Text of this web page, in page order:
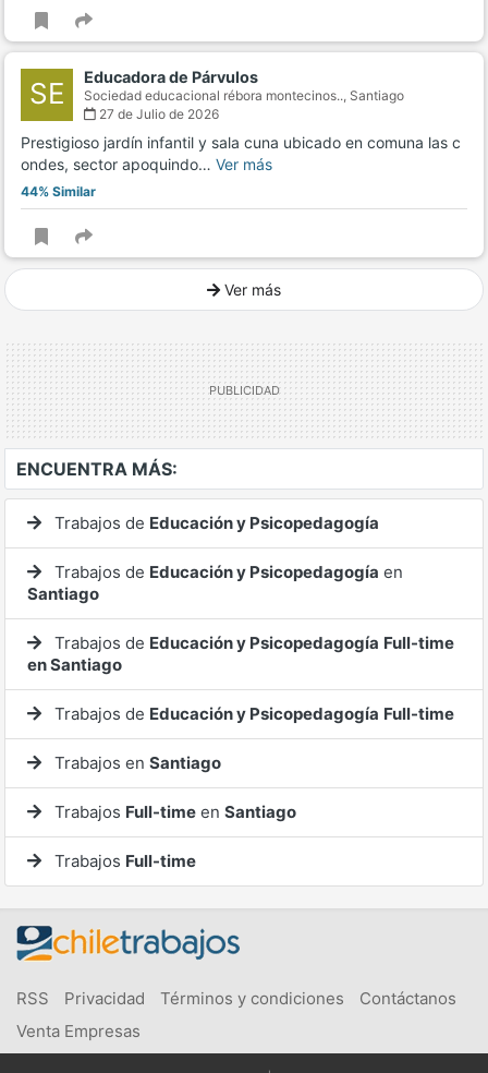
SE Educadora de Párvulos
Sociedad educacional rébora montecinos.., Santiago
27 de Julio de 2026
Prestigioso jardín infantil y sala cuna ubicado en comuna las c
ondes, sector apoquindo… Ver más
44% Similar
Ver más
ENCUENTRA MÁS:
Trabajos de Educación y Psicopedagogía
Trabajos de Educación y Psicopedagogía en
Santiago
Trabajos de Educación y Psicopedagogía Full-time
en Santiago
Trabajos de Educación y Psicopedagogía Full-time
Trabajos en Santiago
Trabajos Full-time en Santiago
Trabajos Full-time
RSS Privacidad Términos y condiciones
Contáctanos
Venta Empresas